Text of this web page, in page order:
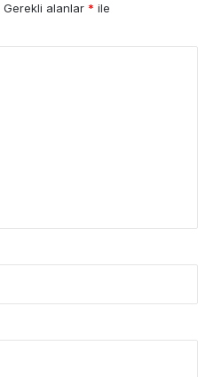
Gerekli alanlar * ile